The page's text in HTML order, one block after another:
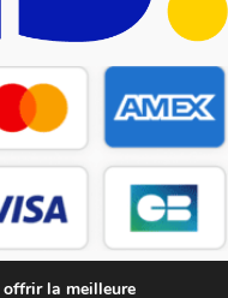
la meilleure